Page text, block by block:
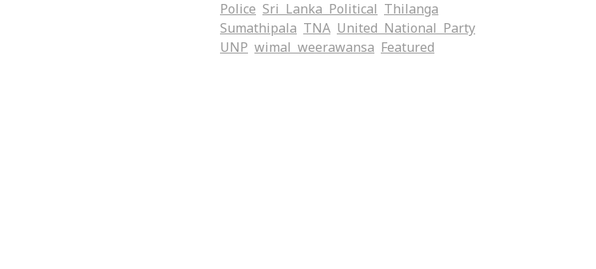
Police Sri Lanka Political Thilanga
Sumathipala TNA United National Party
UNP wimal weerawansa ‍Featured